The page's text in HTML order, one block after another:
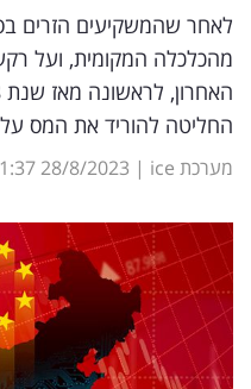
וטק
שיווק
ופרסום
משפט
מדדים
ומחקרים
דעות
רכילות
לאחר שהמשקיעים הזרים
מהכלכלה המקומית, ועל
החליטה להוריד את המס
מערכת ice |
28/8/2023